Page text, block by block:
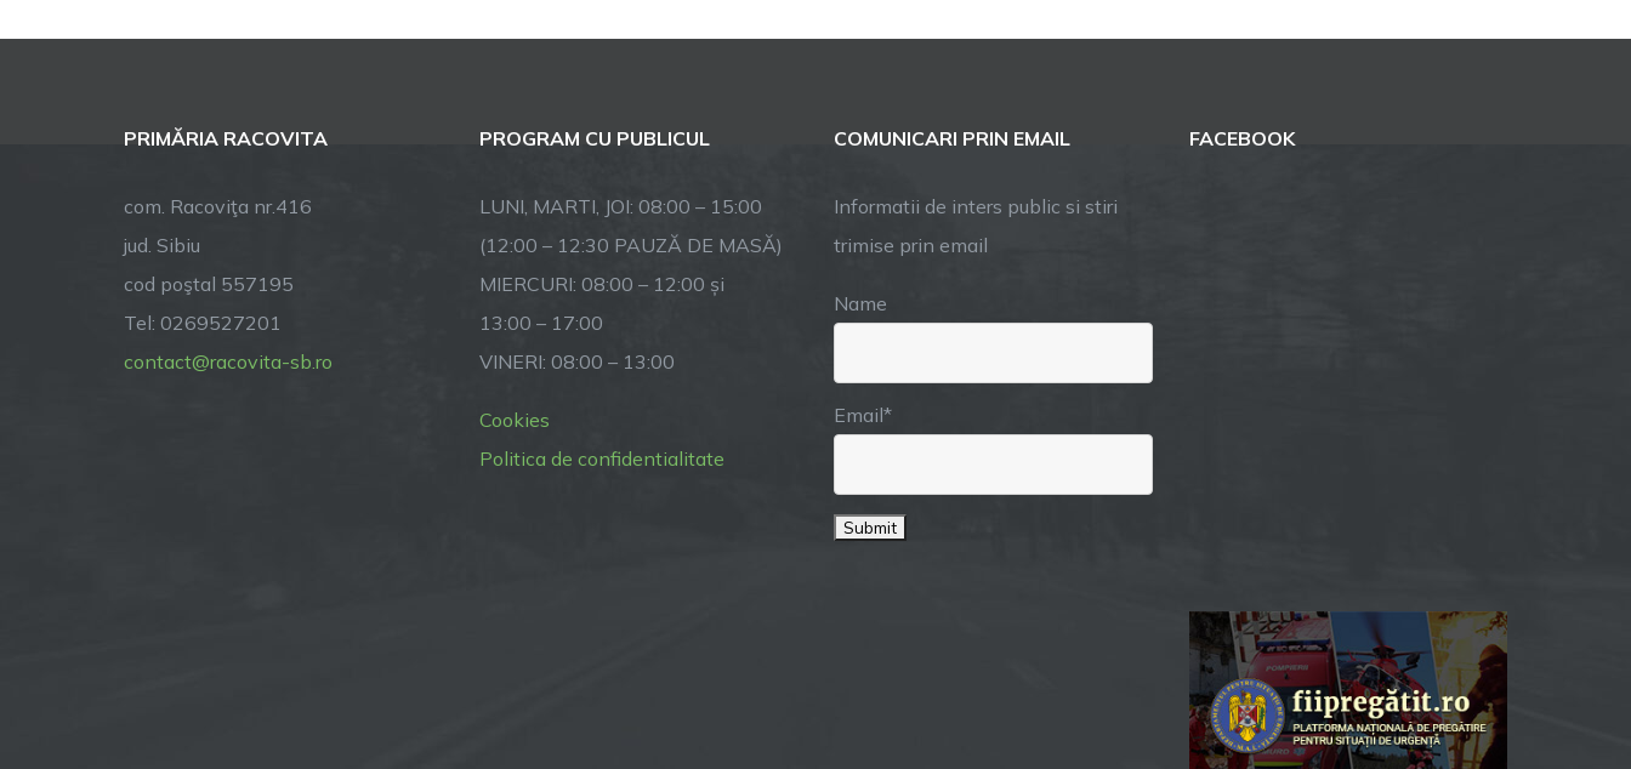
de
în
miercuri.
PRIMĂRIA RACOVITA
com. Racoviţa nr.416
jud. Sibiu
cod poştal 557195
Tel: 0269527201
contact@racovita-sb.ro
PROGRAM CU PUBLICUL
LUNI, MARTI, JOI: 08:00 – 15:00
(12:00 – 12:30 PAUZĂ DE MASĂ)
MIERCURI: 08:00 – 12:00 și
13:00 – 17:00
VINERI: 08:00 – 13:00
Cookies
Politica de confidentialitate
COMUNICARI PRIN EMAIL
Informatii de inters public si stiri
trimise prin email
Name
Email*
FACEBOOK